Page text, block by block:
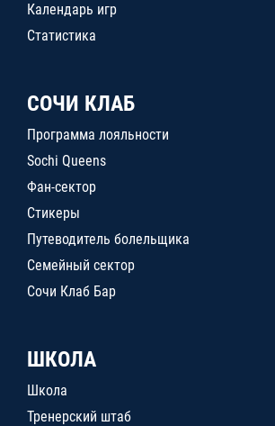
Календарь игр
Статистика
СОЧИ КЛАБ
Программа лояльности
Sochi Queens
Фан-сектор
Стикеры
Путеводитель болельщика
Семейный сектор
Сочи Клаб Бар
ШКОЛА
Школа
Тренерский штаб